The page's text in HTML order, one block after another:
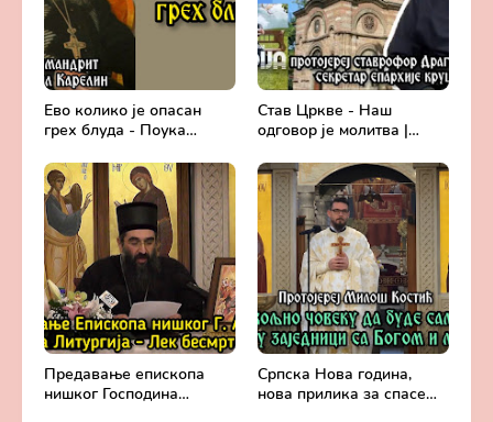
Ево колико је опасан
грех блуда - Поука
Карелина
Став Цркве - Наш
одговор је молитва |
крушевачке, отац Драги
Вешковац
Предавање епископа
нишког Господина
Српска Нова година,
нова прилика за спасење